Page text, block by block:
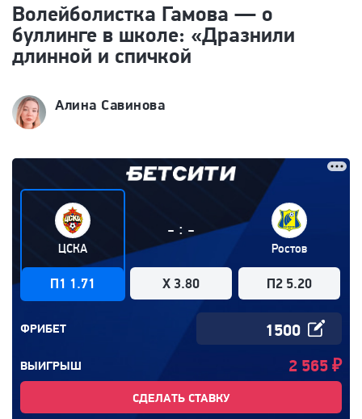
Волейболистка Гамова — о
буллинге в школе: «Дразнили
длинной и спичкой
Алина Савинова
ЦСКА
П1 1.71
- : -
X 3.80
Ростов
П2 5.20
ФРИБЕТ
ВЫИГРЫШ 2 565 ₽
СДЕЛАТЬ СТАВКУ